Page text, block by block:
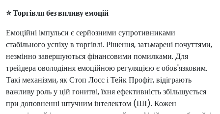
⭐ Торгівля без впливу емоцій
Емоційні імпульси є серйозними супротивниками
стабільного успіху в торгівлі. Рішення, затьмарені почуттями,
незмінно завершуються фінансовими помилками. Для
трейдера оволодіння емоційною регуляцією є обов'язковим.
Такі механізми, як Стоп Лосс і Тейк Профіт, відіграють
важливу роль у цій гонитві, їхня ефективність збільшується
при доповненні штучним інтелектом (ШІ). Кожен